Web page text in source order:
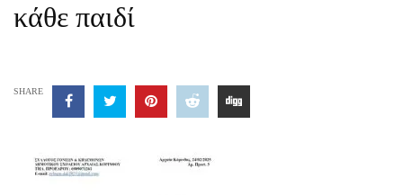
κάθε παιδί
SHARE